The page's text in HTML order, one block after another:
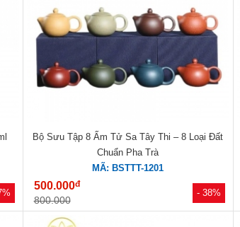
- 38%
Bộ Sưu Tập 8 Ấm Tử Sa Tây Thi – 8 Loại Đất
Chuẩn Pha Trà
MÃ: BSTTT-1201
500.000đ
800.000